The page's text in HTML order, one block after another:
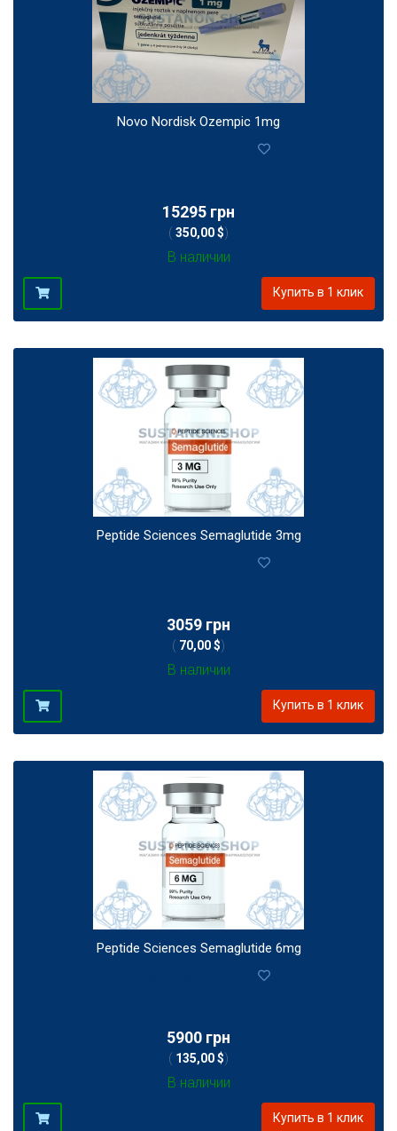
Novo Nordisk Ozempic 1mg
15295 грн
( 350,00 $)
В наличии
Купить в 1 клик
Peptide Sciences Semaglutide 3mg
3059 грн
( 70,00 $)
В наличии
Купить в 1 клик
Peptide Sciences Semaglutide 6mg
5900 грн
( 135,00 $)
В наличии
Купить в 1 клик